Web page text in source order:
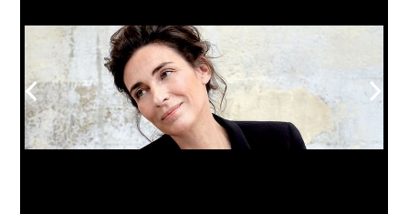
arrow_back_ios arrow_forward_ios